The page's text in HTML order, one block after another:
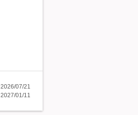
2026/07/21
2027/01/11